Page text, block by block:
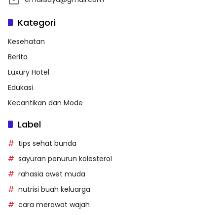
Kategori
Kesehatan
Berita
Luxury Hotel
Edukasi
Kecantikan dan Mode
Label
tips sehat bunda
sayuran penurun kolesterol
rahasia awet muda
nutrisi buah keluarga
cara merawat wajah